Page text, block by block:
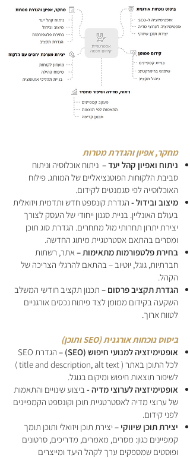
מחקר, אפיון והגדרת מטרות
ניתוח ואפיון קהל יעד – ניתוח אוכלוסיה וניתוח
סביבת הלקוחות הפוטנציאליים של המותג. פילוח
האוכלוסייה לפי סגמנטים לקידום.
מיצוב ובידול - הגדרת קונספט חדש ותדמית ויזואלית
בעולם האונליין. בניית סגנון ייחודי של העסק לצורך
יצירת יתרון תחרותי מול מתחרים. הגדרת סוג תוכן
ומסרים בהתאם אסטרטגיית מיתוג החדשה.
בחירת פלטפורמות מתאימות –אתר, רשתות
חברתיות, גוגל, יוטיוב – בהתאם להרגלי הצריכה של
הקהל.
הגדרת תקציב פרסום – תכנון תקציב חודשי המשלב
השקעה בקידום ממומן לצד פיתוח נכסים אורגניים
לטווח ארוך.
ביסוס נוכחות אורגנית (SEO ותוכן)
אופטימיזציה למנועי חיפוש (SEO) –
הגדרת SEO
לכל התוכן באתר ( title and description, alt text )
לשיפור תוצאות חיפוש ומיקום בגוגל.
אופטימיזציה לערוצי מדיה -ביצוע שינויים והתאמות
של ערוצי מדיה לאסטרטגיית תוכן וקונספט הקמפיינים
לפני קידום.
יצירת תוכן שיווקי – יצירת תוכן ויזואלי ותוכן תומך
קמפיינים כגון: מסרים, מאמרים, מדריכים, סרטונים
ופוסטים שמספקים ערך לקהל היעד ומייצרים